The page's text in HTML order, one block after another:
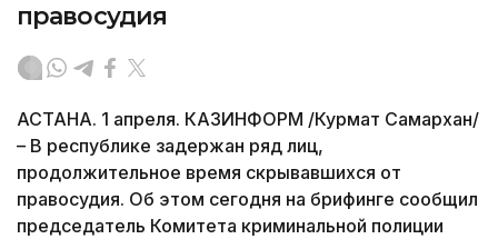
правосудия
АСТАНА. 1 апреля. КАЗИНФОРМ /Курмат Самархан/
– В республике задержан ряд лиц,
продолжительное время скрывавшихся от
правосудия. Об этом сегодня на брифинге сообщил
председатель Комитета криминальной полиции